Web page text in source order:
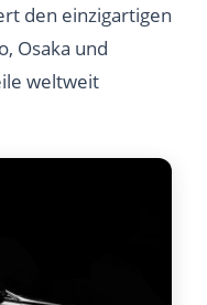
den einzigartigen
Osaka und
weltweit